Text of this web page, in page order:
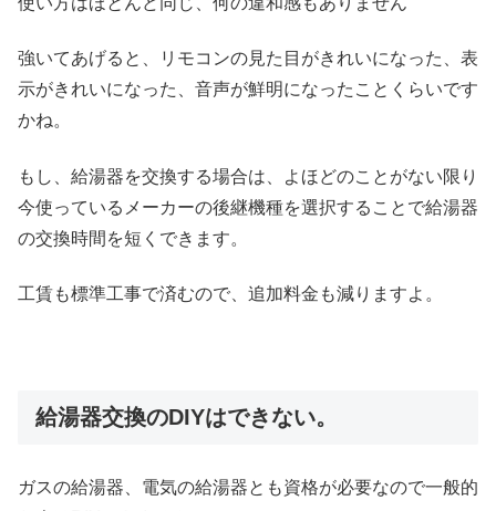
強いてあげると、リモコンの見た目がきれいになった、表
示がきれいになった、音声が鮮明になったことくらいです
かね。
もし、給湯器を交換する場合は、よほどのことがない限り
今使っているメーカーの後継機種を選択することで給湯器
の交換時間を短くできます。
工賃も標準工事で済むので、追加料金も減りますよ。
給湯器交換のDIYはできない。
ガスの給湯器、電気の給湯器とも資格が必要なので一般的